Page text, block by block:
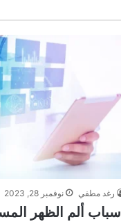
رغد مطفي نوفمبر 28, 2023
أسباب ألم الظهر